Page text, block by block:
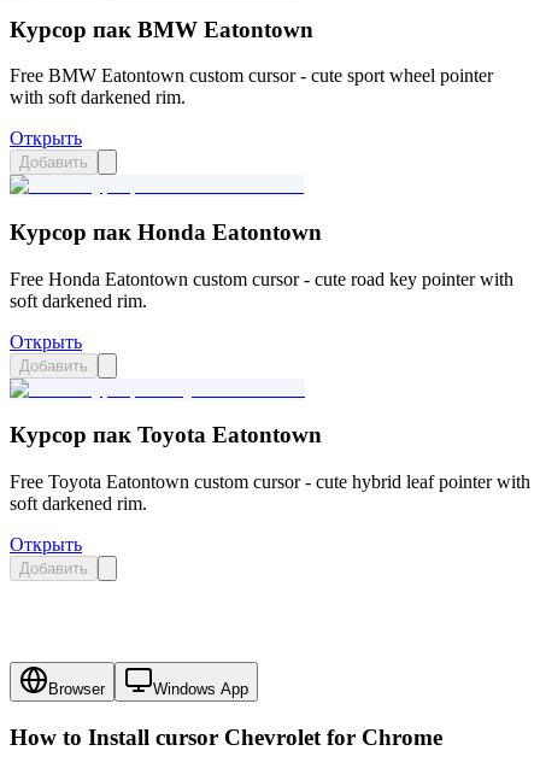
Курсор пак BMW Eatontown
Free BMW Eatontown custom cursor - cute sport wheel pointer
with soft darkened rim.
Открыть
Добавить
Курсор пак Honda Eatontown
Free Honda Eatontown custom cursor - cute road key pointer with
soft darkened rim.
Открыть
Добавить
Курсор пак Toyota Eatontown
Free Toyota Eatontown custom cursor - cute hybrid leaf pointer with
soft darkened rim.
Открыть
Добавить
Browser Windows App
How to Install cursor Chevrolet for Chrome